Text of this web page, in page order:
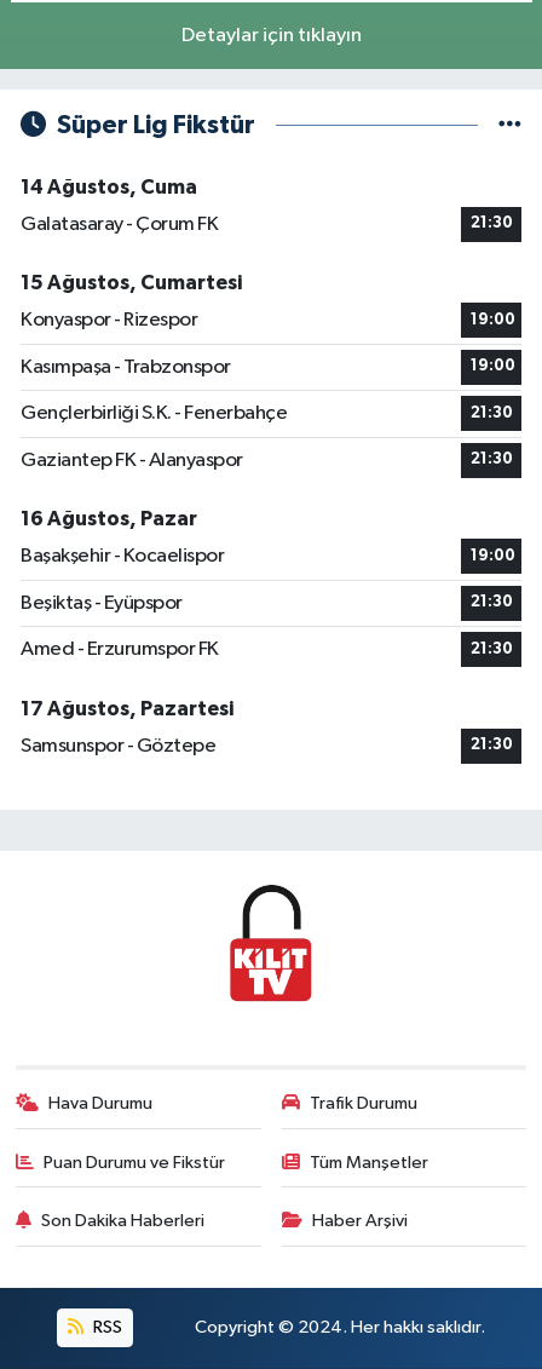
Detaylar için tıklayın
Süper Lig Fikstür
14 Ağustos, Cuma
Galatasaray - Çorum FK
21:30
15 Ağustos, Cumartesi
Konyaspor - Rizespor
19:00
Kasımpaşa - Trabzonspor 19:00
Gençlerbirliği S.K. - Fenerbahçe 21:30
Gaziantep FK - Alanyaspor 21:30
16 Ağustos, Pazar
Başakşehir - Kocaelispor
19:00
Beşiktaş - Eyüpspor 21:30
Amed - Erzurumspor FK 21:30
17 Ağustos, Pazartesi
Samsunspor - Göztepe
21:30
Hava Durumu Trafik Durumu
Puan Durumu ve Fikstür Tüm Manşetler
Son Dakika Haberleri Haber Arşivi
RSS Copyright © 2024. Her hakkı saklıdır.